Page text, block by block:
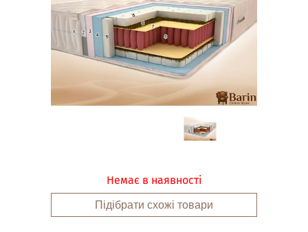
Немає в наявності
Підібрати схожі товари